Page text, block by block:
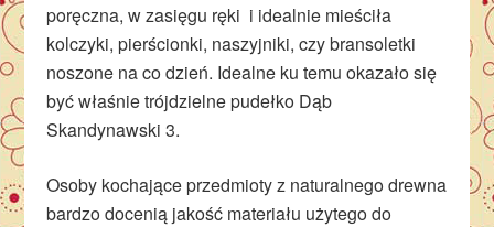
poręczna, w zasięgu ręki i idealnie mieściła
kolczyki, pierścionki, naszyjniki, czy bransoletki
noszone na co dzień. Idealne ku temu okazało się
być właśnie trójdzielne pudełko Dąb
Skandynawski 3.
Osoby kochające przedmioty z naturalnego drewna
bardzo docenią jakość materiału użytego do